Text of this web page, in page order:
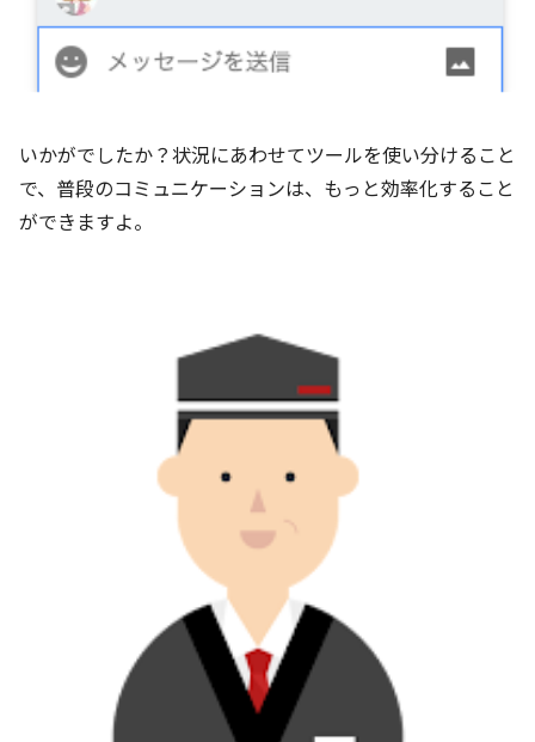
いかがでしたか？状況にあわせてツールを使い分けること
で、普段のコミュニケーションは、もっと効率化すること
ができますよ。